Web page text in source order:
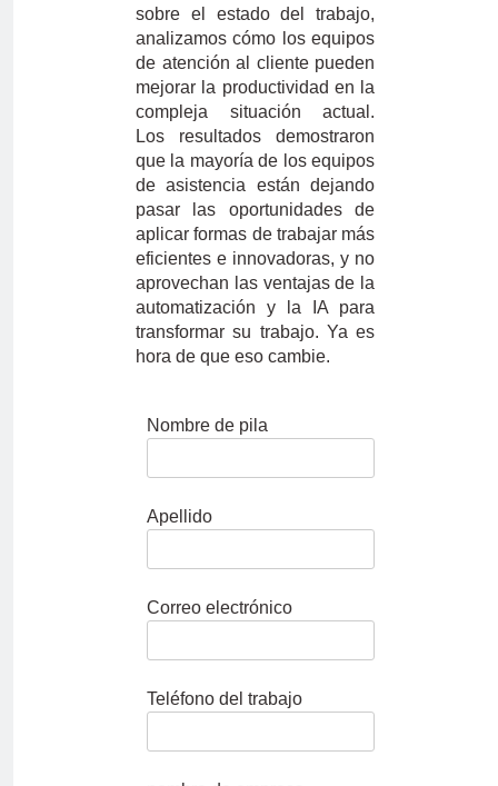
sobre el estado del trabajo,
analizamos cómo los equipos
de atención al cliente pueden
mejorar la productividad en la
compleja situación actual.
Los resultados demostraron
que la mayoría de los equipos
de asistencia están dejando
pasar las oportunidades de
aplicar formas de trabajar más
eficientes e innovadoras, y no
aprovechan las ventajas de la
automatización y la IA para
transformar su trabajo. Ya es
hora de que eso cambie.
Nombre de pila
Apellido
Correo electrónico
Teléfono del trabajo